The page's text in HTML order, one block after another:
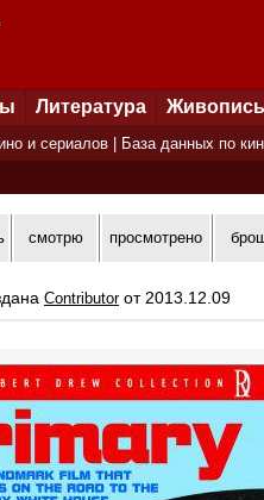
Литература Живопись
и сериалов База данных по
смотрю просмотрено
Contributorот 2013.12.09